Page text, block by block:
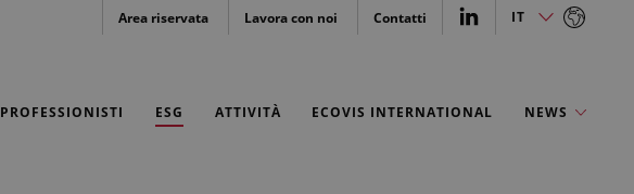
Area riservata Lavora con noi Contatti IT
PROFESSIONISTI ESG ATTIVITÀ ECOVIS INTERNATIONAL NEWS